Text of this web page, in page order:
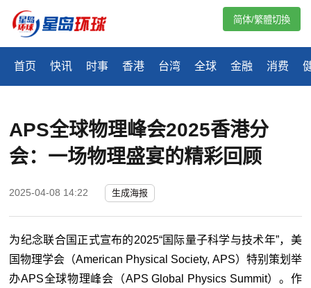
首页 快讯 时事 香港 台湾 全球 金融 消费
简体/繁體切換
APS全球物理峰会2025香港分
会：一场物理盛宴的精彩回顾
2025-04-08 14:22 生成海报
为纪念联合国正式宣布的2025“国际量子科学与技术年”，美
国物理学会（American Physical Society, APS）特别策划举
办APS全球物理峰会（APS Global Physics Summit）。作